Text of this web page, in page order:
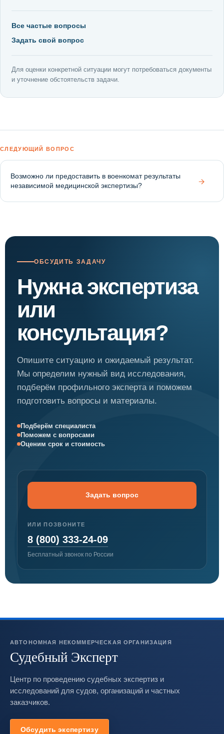
Все частые вопросы
Задать свой вопрос
Для оценки конкретной ситуации могут потребоваться документы
и уточнение обстоятельств задачи.
СЛЕДУЮЩИЙ ВОПРОС
Возможно ли предоставить в военкомат результаты
независимой медицинской экспертизы?
→
ОБСУДИТЬ ЗАДАЧУ
Нужна экспертиза
или
консультация?
Опишите ситуацию и ожидаемый результат.
Мы определим нужный вид исследования,
подберём профильного эксперта и поможем
подготовить вопросы и материалы.
Подберём специалиста
Поможем с вопросами
Оценим срок и стоимость
Задать вопрос
ИЛИ ПОЗВОНИТЕ
8 (800) 333-24-09
Бесплатный звонок по России
АВТОНОМНАЯ НЕКОММЕРЧЕСКАЯ ОРГАНИЗАЦИЯ
Судебный Эксперт
Центр по проведению судебных экспертиз и
исследований для судов, организаций и частных
заказчиков.
Обсудить экспертизу